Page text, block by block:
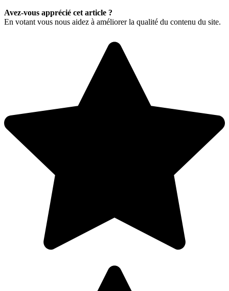
Avez-vous apprécié cet article ?
En votant vous nous aidez à améliorer la qualité du contenu du site.